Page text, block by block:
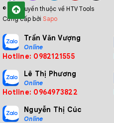
© Bản quyền thuộc về HTV Tools
Cung cấp bởiSapo
Trần Văn Vượng
Online
Hotline: 0982121555
Lê Thị Phương
Online
Hotline: 0964973822
Nguyễn Thị Cúc
Online